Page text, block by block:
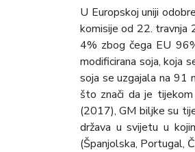
U Europskoj uniji
komisije od 22. travnja
4% zbog čega EU
modificirana soja, koja
soja se uzgajala na 91
što znači da je
(2017), GM bilјke su
država u svijetu u
(Španjolska, Portugal,